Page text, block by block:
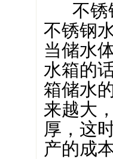
不锈
不锈钢
当储水
水箱的
箱储水
来越大
厚，这
产的成本